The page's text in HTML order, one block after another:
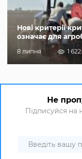
Нові критерії
означає для
8 липня 1 622
Не
Підписуйся на